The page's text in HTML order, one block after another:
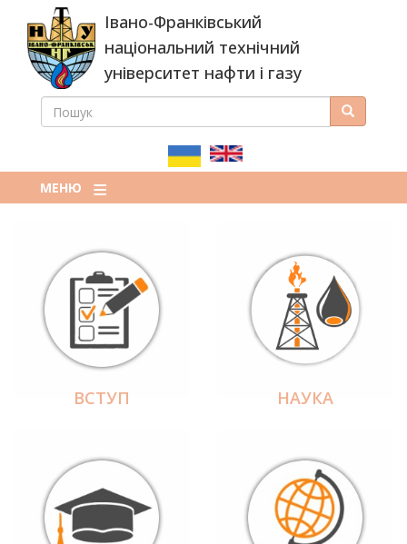
основного
вмісту
Івано-Франківський
національний технічний
університет нафти і газу
ПОШУКОВА
ПОШУК Пошук
МЕНЮ
ВСТУП НАУКА